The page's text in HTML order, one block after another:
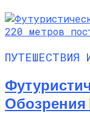
ПУТЕШЕСТВИЯ
Обозрения